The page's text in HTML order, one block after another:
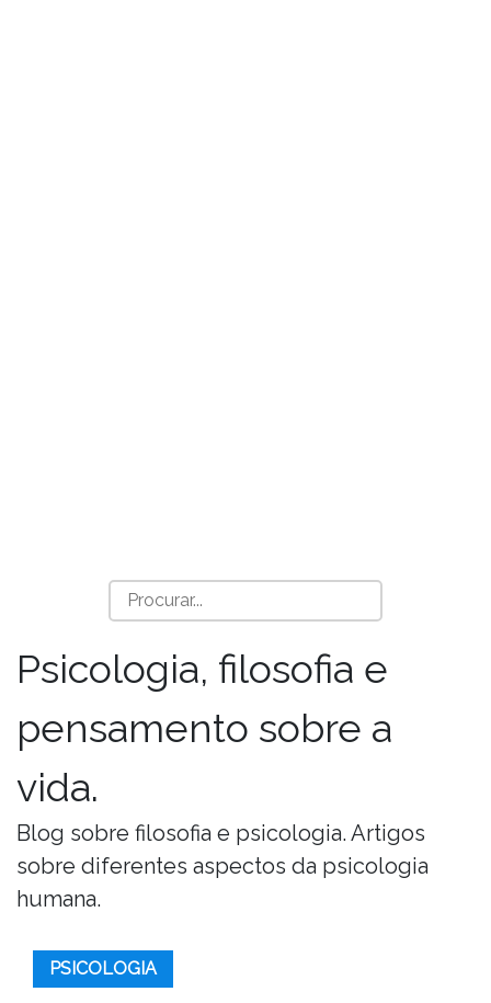
Psicologia, filosofia e
pensamento sobre a
vida.
Blog sobre filosofia e psicologia. Artigos
sobre diferentes aspectos da psicologia
humana.
PSICOLOGIA